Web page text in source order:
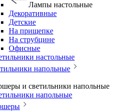
Лампы настольные
Декоративные
Детские
На прищепке
На струбцине
Офисные
настольные
напольные
и светильники напольные
напольные